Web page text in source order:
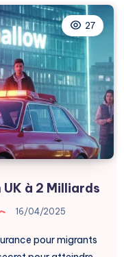
27
à 2 Milliards
16/04/2025
pour migrants